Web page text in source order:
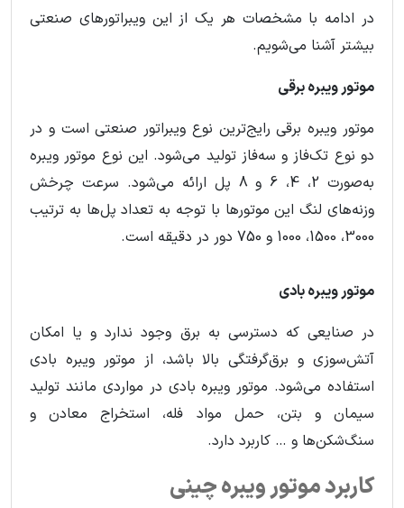
در ادامه با مشخصات هر یک از این ویبراتورهای صنعتی
بیشتر آشنا می‌شویم.
موتور ویبره برقی
موتور ویبره برقی رایج‌ترین نوع ویبراتور صنعتی است و در
دو نوع تک‌فاز و سه‌فاز تولید می‌شود. این نوع موتور ویبره
به‌صورت 2، 4، 6 و 8 پل ارائه می‌شود. سرعت چرخش
وزنه‌های لنگ این موتورها با توجه‌ به تعداد پل‌ها به ترتیب
3000، 1500، 1000 و 750 دور در دقیقه است.
موتور ویبره بادی
در صنایعی که دسترسی به برق وجود ندارد و یا امکان
آتش‌سوزی و برق‌گرفتگی بالا باشد، از موتور ویبره بادی
استفاده می‌شود. موتور ویبره بادی در مواردی مانند تولید
سیمان و بتن، حمل مواد فله، استخراج معادن و
سنگ‌شکن‌ها و … کاربرد دارد.
کاربرد موتور ویبره چینی